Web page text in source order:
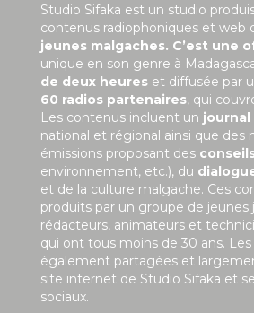
Studio Sifaka est un studio
contenus radiophoniques et web
jeunes malgaches. C’est une
unique en son genre à
de deux heures et diffusée par
60 radios partenaires, qui
Les contenus incluent un journal
national et régional ainsi que des
émissions proposant des
environnement, etc.), du
et de la culture malgache. Ces
produits par un groupe de jeunes
rédacteurs, animateurs et
qui ont tous moins de 30 ans.
également partagées et
site internet de Studio Sifaka et
sociaux.